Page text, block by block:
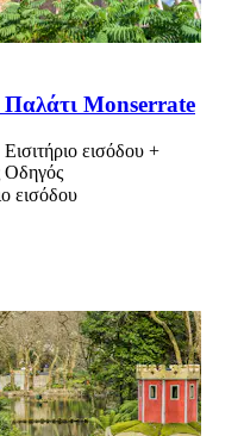
Monserrate
εισόδου +
Οδηγός
εισόδου